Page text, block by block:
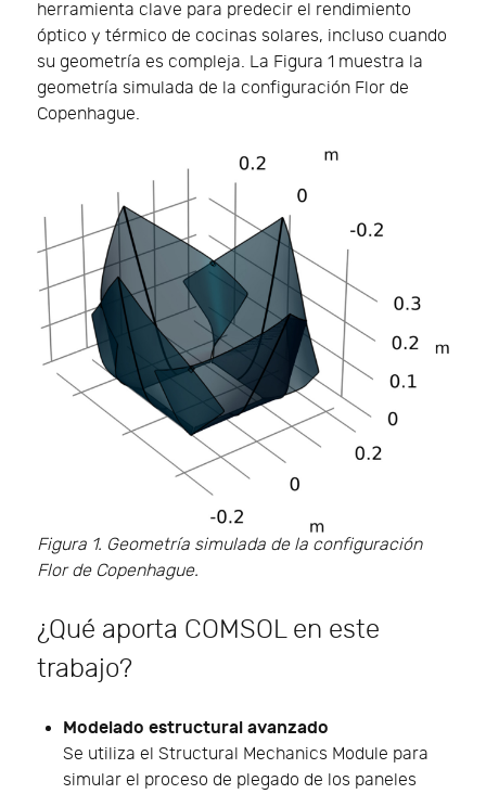
herramienta clave para predecir el rendimiento
óptico y térmico de cocinas solares, incluso cuando
su geometría es compleja. La Figura 1 muestra la
geometría simulada de la configuración Flor de
Copenhague.
Figura 1. Geometría simulada de la configuración
Flor de Copenhague.
¿Qué aporta COMSOL en este
trabajo?
Modelado estructural avanzado
Se utiliza el Structural Mechanics Module para
simular el proceso de plegado de los paneles